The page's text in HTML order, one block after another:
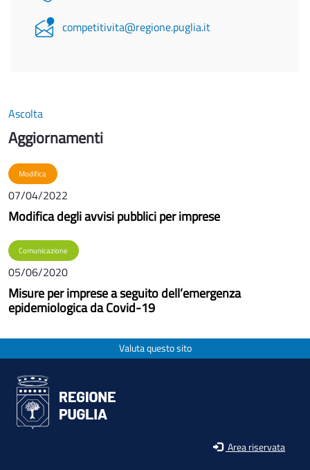
competitivita@regione.puglia.it
Ascolta
Aggiornamenti
Modifica
07/04/2022
Modifica degli avvisi pubblici per imprese
Comunicazione
05/06/2020
Misure per imprese a seguito dell’emergenza
epidemiologica da Covid-19
Valuta questo sito
Area riservata